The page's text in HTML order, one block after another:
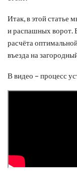
Итак, в этой статье
и распашных ворот.
расчёта
въезда на
В видео – процесс